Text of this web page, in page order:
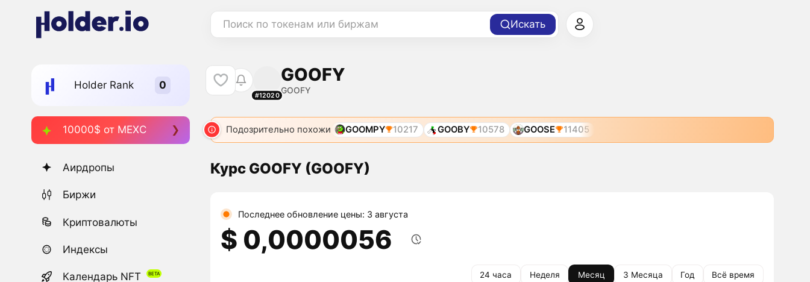
Поиск по токенам или биржам Искать
Holder Rank
10000$ от MEXC
Аирдропы
Биржи
Криптовалюты
Индексы
Календарь NFT
#12020
GOOFY
GOOFY
Подозрительно похожи GOOMPY 10217 GOOBY 10578 GOOSE 11405
Курс GOOFY (GOOFY)
Последнее обновление цены: 3 августа
$ 0,0000056
24 часа Неделя Месяц 3 Месяца Год Всё время